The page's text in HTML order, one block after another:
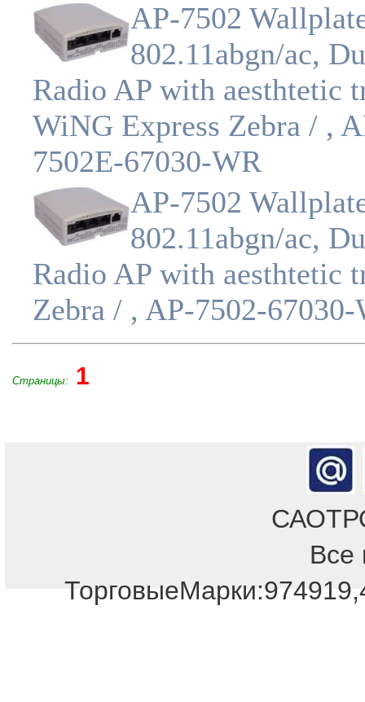
AP-7502
802.11abgn/ac,
Radio AP with aesthtetic
WiNG Express Zebra / ,
7502E-67030-WR
AP-7502
802.11abgn/ac,
Radio AP with aesthtetic
Zebra / , AP-7502-67030-
Страницы: 1
Все